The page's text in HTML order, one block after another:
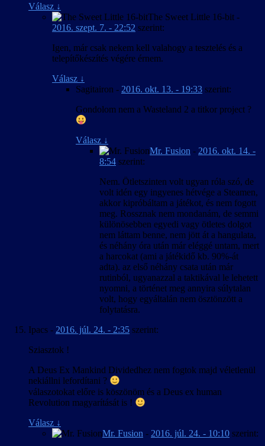
Válasz ↓
The Sweet Little 16-bit -
2016. szept. 7. - 22:52 szerint:
Igen, már csak nekem kell valahogy a tesztelés és a
telepítőkészítés végére érnem.
Válasz ↓
Sagitairon - 2016. okt. 13. - 19:33 szerint:
Gondolom nem a Wasteland 2 a titkor project ?
Válasz ↓
Mr. Fusion - 2016. okt. 14. -
8:54 szerint:
Nem. Ötletszinten volt ugyan róla szó, de
volt idén egy ingyenes hétvége a Steamen,
akkor kipróbáltam a játékot, és nem fogott
meg. Rossznak nem mondanám, de semmi
különösebben egyedi vagy ötletes dolgot
nem láttam benne, nem jött át a hangulata,
és néhány óra után már eléggé untam, mert
a harcokat (ami a játékidő kb. 90%-át
adta). az első néhány csata után már
rutinból, ugyanazzal a taktikával le lehetett
nyomni, a történet meg annyira súlytalan
volt, hogy egyáltalán nem ösztönzött a
folytatásra.
Ipacs - 2016. júl. 24. - 2:35 szerint:
Sziasztok !
A Deus Ex Mankind Dividedhez nem fogtok majd véletlenül
nekiállni lefordítani ?
válaszotokat előre is köszönöm és a Deus ex human
Revolution magyarítását is !
Válasz ↓
Mr. Fusion - 2016. júl. 24. - 10:10 szerint: